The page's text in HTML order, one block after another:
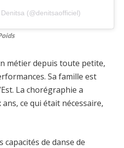
(@denitsaofficiel)
métier depuis toute petite,
Sa famille est
La chorégraphie a
ans, ce qui était nécessaire,
capacités de danse de